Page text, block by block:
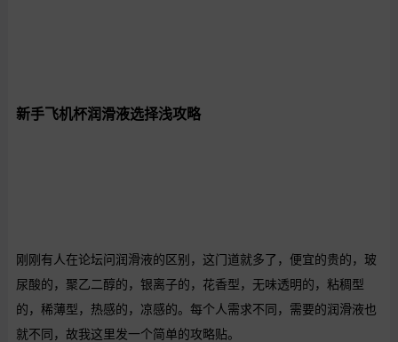
新手飞机杯润滑液选择浅攻略
刚刚有人在论坛问润滑液的区别，这门道就多了，便宜的贵的，玻
尿酸的，聚乙二醇的，银离子的，花香型，无味透明的，粘稠型
的，稀薄型，热感的，凉感的。每个人需求不同，需要的润滑液也
就不同，故我这里发一个简单的攻略贴。